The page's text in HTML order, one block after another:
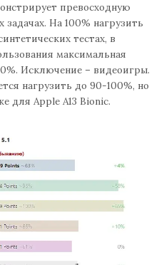
превосходную
На 100% нагрузить
тестах, в
максимальная
Исключение – видеоигры.
нагрузить до 90-100%, но
для Apple A13 Bionic.